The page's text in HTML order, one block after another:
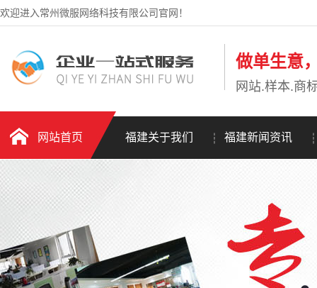
欢迎进入常州微服网络科技有限公司官网！
做单生意
网站.样本.商
网站首页 福建关于我们 福建新闻资讯